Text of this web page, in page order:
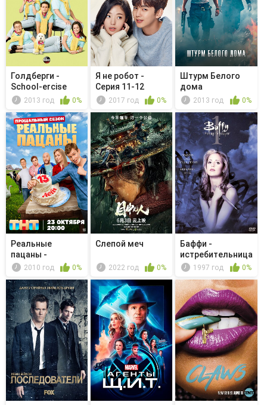
Голдберги -
School-ercise
2013 год 0%
Я не робот -
Серия 11-12
2017 год 0%
Штурм Белого
дома
2013 год 0%
Реальные
пацаны -
Дежурный по
2010 год 0%
Слепой меч
2022 год 0%
Баффи -
истребительница
вампиров - Ку...
1997 год 0%